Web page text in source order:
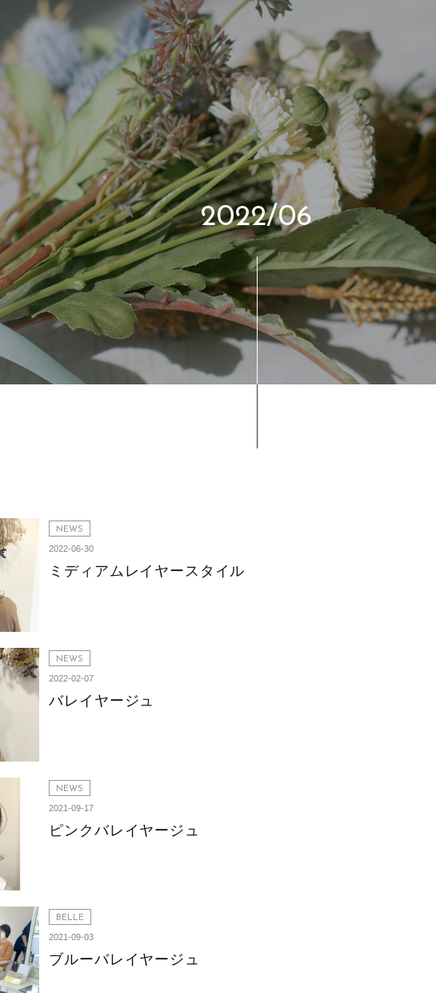
2022/06
NEWS
2022-06-30
ミディアムレイヤースタイル
NEWS
2022-02-07
バレイヤージュ
NEWS
2021-09-17
ピンクバレイヤージュ
BELLE
2021-09-03
ブルーバレイヤージュ